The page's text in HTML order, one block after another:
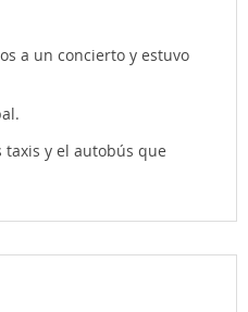
a un concierto y estuvo
taxis y el autobús que